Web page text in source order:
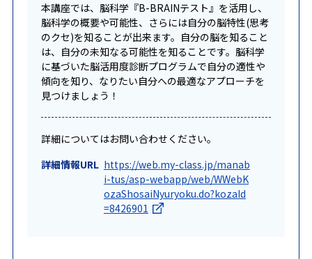
本講座では、脳科学『B-BRAINテスト』を活用し、
脳科学の概要や可能性、さらには自分の脳特性(思考
のクセ)を知ることが出来ます。自分の脳を知ること
は、自分の未知なる可能性を知ることです。脳科学
に基づいた脳活用度診断プログラムで自分の適性や
傾向を知り、なりたい自分への最適なアプローチを
見つけましょう！
詳細についてはお問い合わせください。
詳細情報URL https://web.my-class.jp/manab
i-tus/asp-webapp/web/WWebK
ozaShosaiNyuryoku.do?kozaId
=8426901